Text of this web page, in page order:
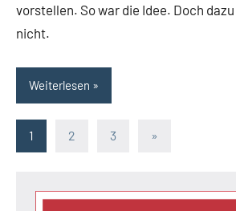
Leopoldshöhe
SPD
vorstellen. So war die Idee. Doch
nicht.
Weiterlesen
Seitennummerierung
Beiträge
1 2 3
Nächste
»